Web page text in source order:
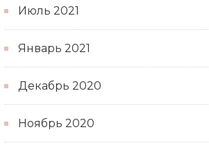
Июль 2021
Январь 2021
Декабрь 2020
Ноябрь 2020